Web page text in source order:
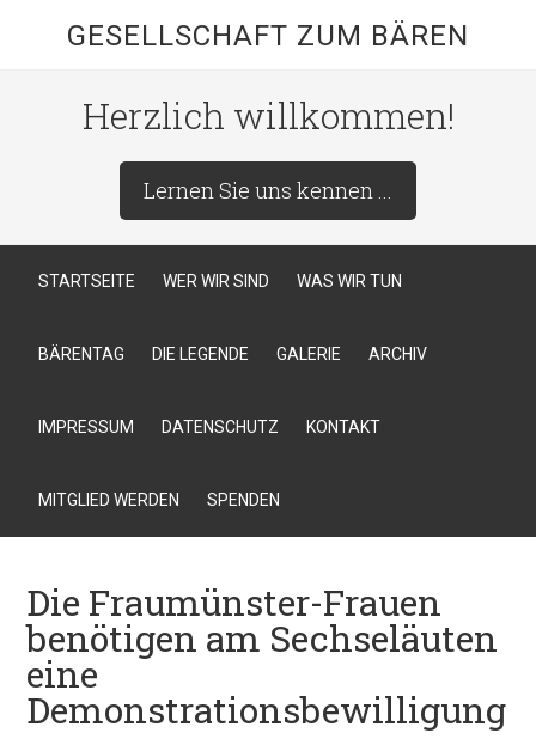
GESELLSCHAFT ZUM BÄREN
Herzlich willkommen!
Lernen Sie uns kennen ...
STARTSEITE WER WIR SIND WAS WIR TUN
BÄRENTAG DIE LEGENDE GALERIE ARCHIV
IMPRESSUM DATENSCHUTZ KONTAKT
MITGLIED WERDEN SPENDEN
Die Fraumünster-Frauen
benötigen am Sechseläuten
eine
Demonstrationsbewilligung